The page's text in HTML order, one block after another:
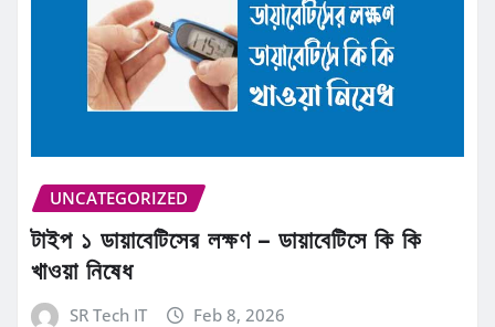
UNCATEGORIZED
টাইপ ১ ডায়াবেটিসের লক্ষণ – ডায়াবেটিসে কি কি
খাওয়া নিষেধ
SR Tech IT Feb 8, 2026